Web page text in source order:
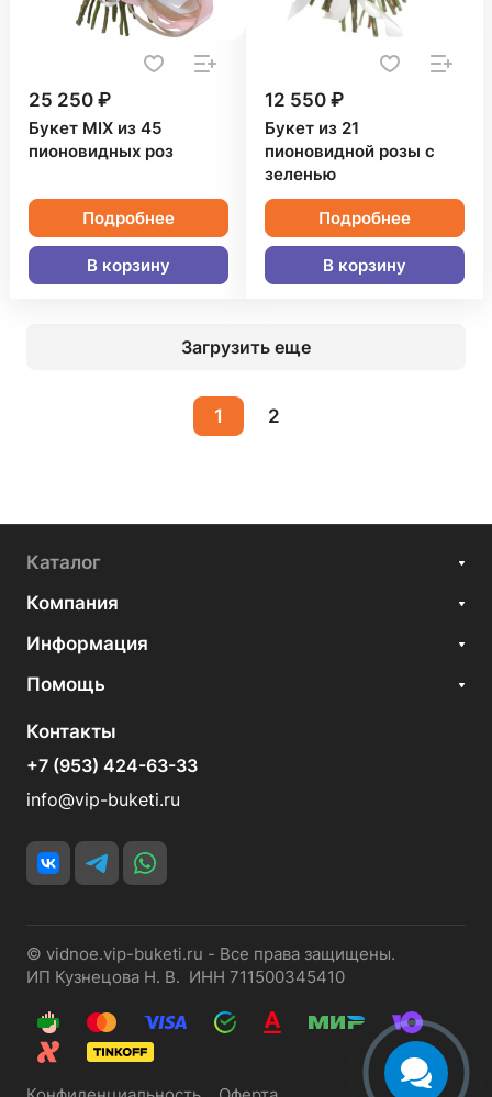
25 250 ₽
Букет MIX из 45
пионовидных роз
Подробнее
В корзину
12 550 ₽
Букет из 21
пионовидной розы с
зеленью
Подробнее
В корзину
Загрузить еще
1 2
Каталог
Компания
Информация
Помощь
Контакты
+7 (953) 424-63-33
info@vip-buketi.ru
© vidnoe.vip-buketi.ru - Все права защищены.
ИП Кузнецова Н. В. ИНН 711500345410